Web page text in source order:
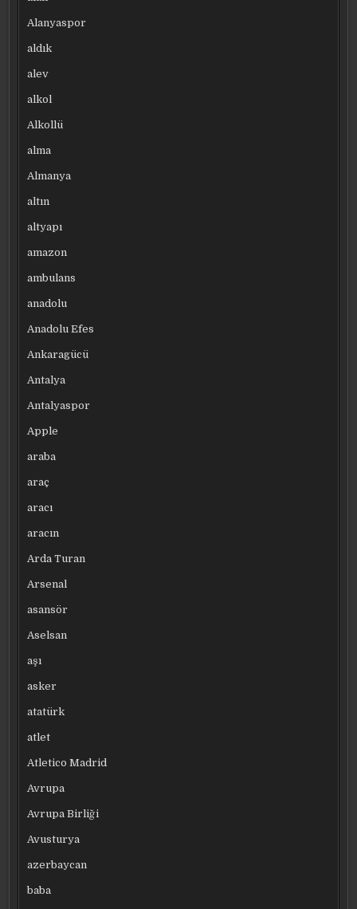
Alanyaspor
aldık
alev
alkol
Alkollü
alma
Almanya
altın
altyapı
amazon
ambulans
anadolu
Anadolu Efes
Ankaragücü
Antalya
Antalyaspor
Apple
araba
araç
aracı
aracın
Arda Turan
Arsenal
asansör
Aselsan
aşı
asker
atatürk
atlet
Atletico Madrid
Avrupa
Avrupa Birliği
Avusturya
azerbaycan
baba